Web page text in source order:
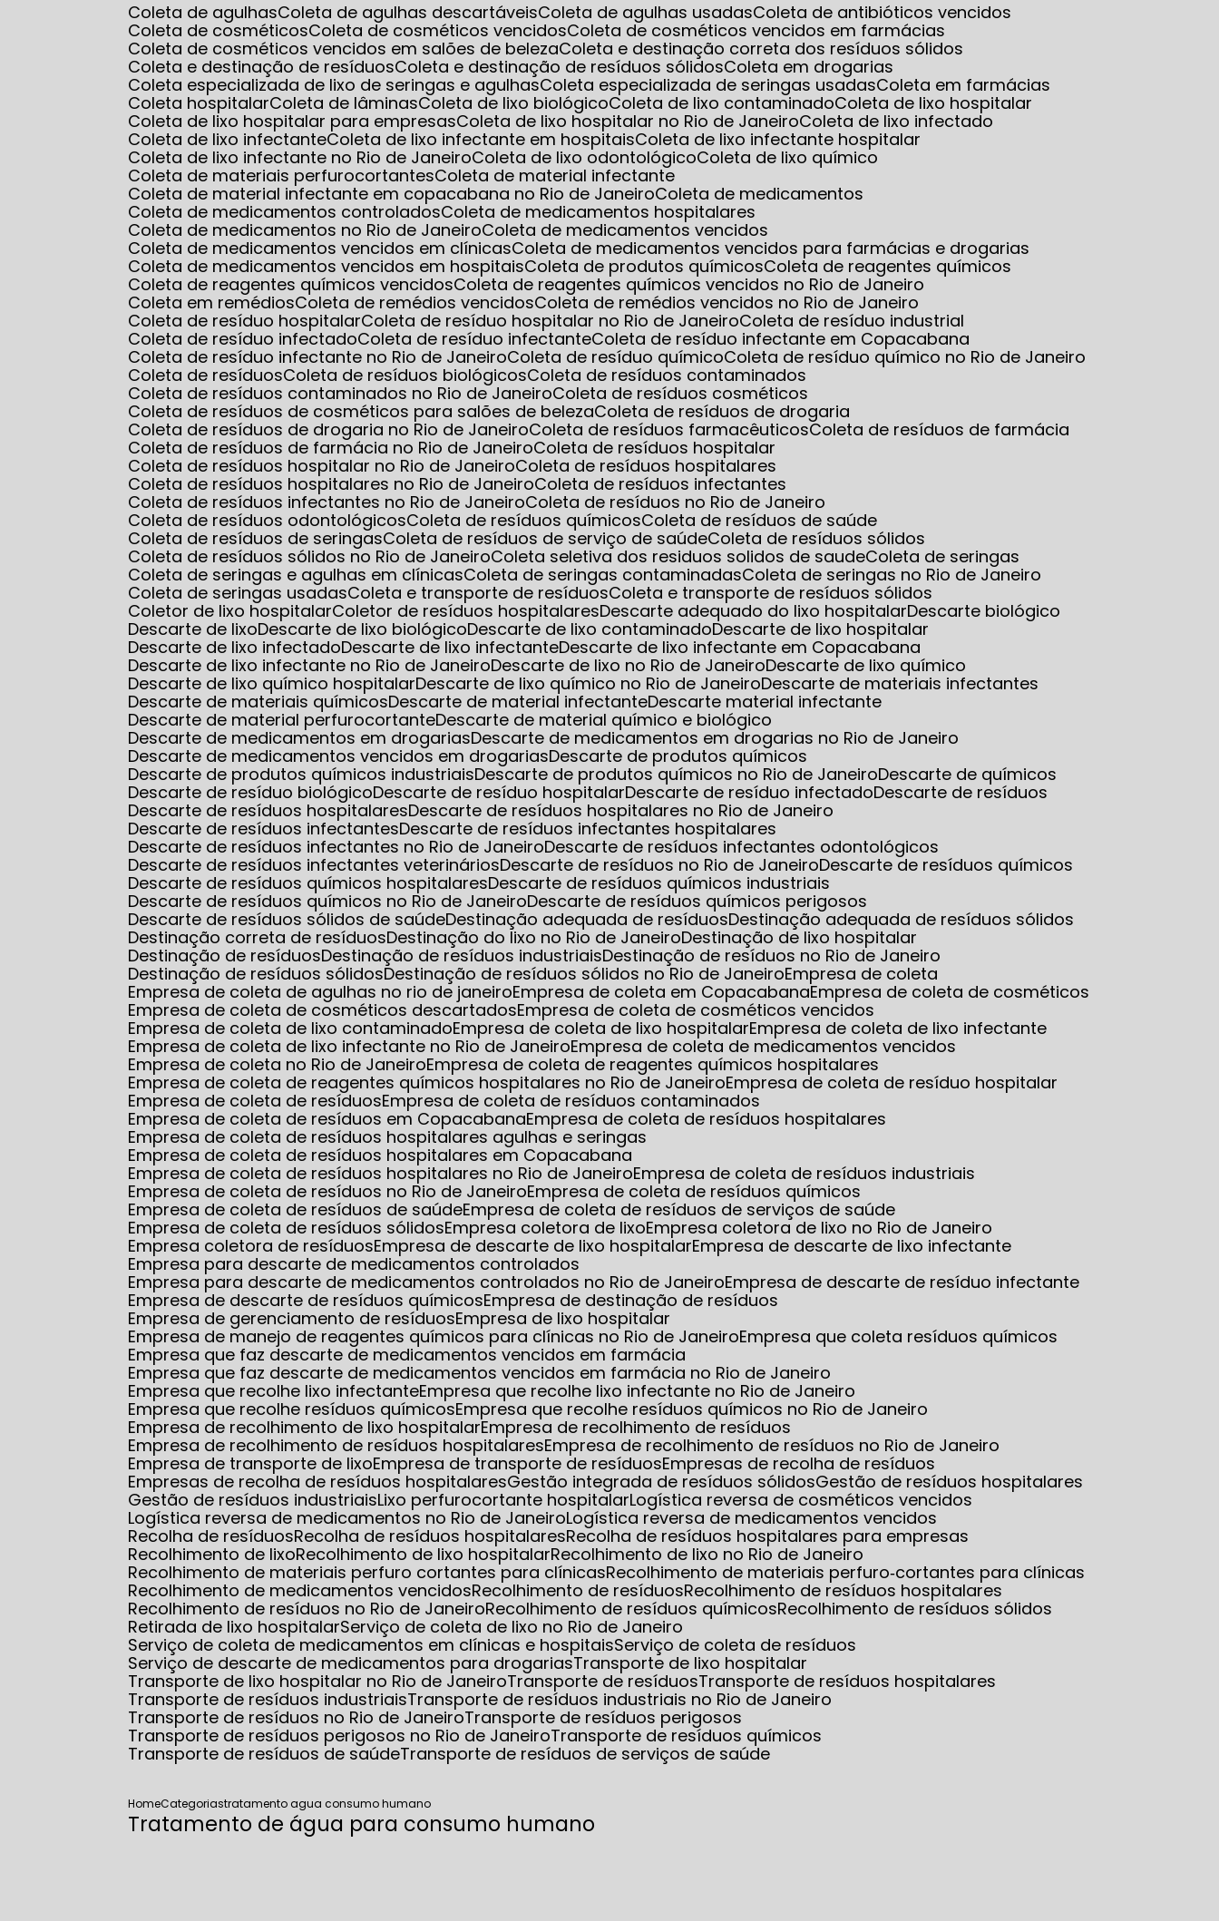
Coleta de agulhas
Coleta de agulhas descartáveis Coleta de agulhas usadas
Coleta de antibióticos vencidos
Coleta de cosméticos
Coleta de cosméticos vencidos
Coleta de cosméticos vencidos em farmácias
Coleta de cosméticos vencidos em salões de beleza
Coleta e destinação correta dos resíduos sólidos
Coleta e destinação de resíduos
Coleta e destinação de resíduos sólidos
Coleta em drogarias
Coleta especializada de lixo de seringas e agulhas
Coleta especializada de seringas usadas
Coleta em farmácias
Coleta hospitalar
Coleta de lâminas Coleta de lixo biológico Coleta de lixo contaminado
Coleta de lixo hospitalar
Coleta de lixo hospitalar para empresas
Coleta de lixo hospitalar no Rio de Janeiro
Coleta de lixo infectado
Coleta de lixo infectante Coleta de lixo infectante em hospitais
Coleta de lixo infectante hospitalar
Coleta de lixo infectante no Rio de Janeiro
Coleta de lixo odontológico
Coleta de lixo químico
Coleta de materiais perfurocortantes
Coleta de material infectante
Coleta de material infectante em copacabana no Rio de Janeiro
Coleta de medicamentos
Coleta de medicamentos controlados
Coleta de medicamentos hospitalares
Coleta de medicamentos no Rio de Janeiro
Coleta de medicamentos vencidos
Coleta de medicamentos vencidos em clínicas
Coleta de medicamentos vencidos para farmácias e drogarias
Coleta de medicamentos vencidos em hospitais
Coleta de produtos químicos
Coleta de reagentes químicos
Coleta de reagentes químicos vencidos
Coleta de reagentes químicos vencidos no Rio de Janeiro
Coleta em remédios
Coleta de remédios vencidos
Coleta de remédios vencidos no Rio de Janeiro
Coleta de resíduo hospitalar
Coleta de resíduo hospitalar no Rio de Janeiro
Coleta de resíduo industrial
Coleta de resíduo infectado
Coleta de resíduo infectante Coleta de resíduo infectante em Copacabana
Coleta de resíduo infectante no Rio de Janeiro
Coleta de resíduo químico
Coleta de resíduo químico no Rio de Janeiro
Coleta de resíduos
Coleta de resíduos biológicos
Coleta de resíduos contaminados
Coleta de resíduos contaminados no Rio de Janeiro
Coleta de resíduos cosméticos
Coleta de resíduos de cosméticos para salões de beleza
Coleta de resíduos de drogaria
Coleta de resíduos de drogaria no Rio de Janeiro
Coleta de resíduos farmacêuticos
Coleta de resíduos de farmácia
Coleta de resíduos de farmácia no Rio de Janeiro
Coleta de resíduos hospitalar
Coleta de resíduos hospitalar no Rio de Janeiro
Coleta de resíduos hospitalares
Coleta de resíduos hospitalares no Rio de Janeiro
Coleta de resíduos infectantes
Coleta de resíduos infectantes no Rio de Janeiro
Coleta de resíduos no Rio de Janeiro
Coleta de resíduos odontológicos
Coleta de resíduos químicos
Coleta de resíduos de saúde
Coleta de resíduos de seringas
Coleta de resíduos de serviço de saúde Coleta de resíduos sólidos
Coleta de resíduos sólidos no Rio de Janeiro
Coleta seletiva dos residuos solidos de saude Coleta de seringas
Coleta de seringas e agulhas em clínicas
Coleta de seringas contaminadas
Coleta de seringas no Rio de Janeiro
Coleta de seringas usadas
Coleta e transporte de resíduos
Coleta e transporte de resíduos sólidos
Coletor de lixo hospitalar
Coletor de resíduos hospitalares Descarte adequado do lixo hospitalar Descarte biológico
Descarte de lixo Descarte de lixo biológico Descarte de lixo contaminado Descarte de lixo hospitalar
Descarte de lixo infectado Descarte de lixo infectante Descarte de lixo infectante em Copacabana
Descarte de lixo infectante no Rio de Janeiro Descarte de lixo no Rio de Janeiro Descarte de lixo químico
Descarte de lixo químico hospitalar Descarte de lixo químico no Rio de Janeiro Descarte de materiais infectantes
Descarte de materiais químicos Descarte de material infectante Descarte material infectante
Descarte de material perfurocortante Descarte de material químico e biológico
Descarte de medicamentos em drogarias Descarte de medicamentos em drogarias no Rio de Janeiro
Descarte de medicamentos vencidos em drogarias Descarte de produtos químicos
Descarte de produtos químicos industriais Descarte de produtos químicos no Rio de Janeiro Descarte de químicos
Descarte de resíduo biológico Descarte de resíduo hospitalar Descarte de resíduo infectado Descarte de resíduos
Descarte de resíduos hospitalares Descarte de resíduos hospitalares no Rio de Janeiro
Descarte de resíduos infectantes Descarte de resíduos infectantes hospitalares
Descarte de resíduos infectantes no Rio de Janeiro Descarte de resíduos infectantes odontológicos
Descarte de resíduos infectantes veterinários Descarte de resíduos no Rio de Janeiro Descarte de resíduos químicos
Descarte de resíduos químicos hospitalares Descarte de resíduos químicos industriais
Descarte de resíduos químicos no Rio de Janeiro Descarte de resíduos químicos perigosos
Descarte de resíduos sólidos de saúde Destinação adequada de resíduos Destinação adequada de resíduos sólidos
Destinação correta de resíduos Destinação do lixo no Rio de Janeiro Destinação de lixo hospitalar
Destinação de resíduos Destinação de resíduos industriais Destinação de resíduos no Rio de Janeiro
Destinação de resíduos sólidos Destinação de resíduos sólidos no Rio de Janeiro Empresa de coleta
Empresa de coleta de agulhas no rio de janeiro Empresa de coleta em Copacabana Empresa de coleta de cosméticos
Empresa de coleta de cosméticos descartados Empresa de coleta de cosméticos vencidos
Empresa de coleta de lixo contaminado Empresa de coleta de lixo hospitalar Empresa de coleta de lixo infectante
Empresa de coleta de lixo infectante no Rio de Janeiro Empresa de coleta de medicamentos vencidos
Empresa de coleta no Rio de Janeiro Empresa de coleta de reagentes químicos hospitalares
Empresa de coleta de reagentes químicos hospitalares no Rio de Janeiro Empresa de coleta de resíduo hospitalar
Empresa de coleta de resíduos Empresa de coleta de resíduos contaminados
Empresa de coleta de resíduos em Copacabana Empresa de coleta de resíduos hospitalares
Empresa de coleta de resíduos hospitalares agulhas e seringas
Empresa de coleta de resíduos hospitalares em Copacabana
Empresa de coleta de resíduos hospitalares no Rio de Janeiro Empresa de coleta de resíduos industriais
Empresa de coleta de resíduos no Rio de Janeiro Empresa de coleta de resíduos químicos
Empresa de coleta de resíduos de saúde Empresa de coleta de resíduos de serviços de saúde
Empresa de coleta de resíduos sólidos Empresa coletora de lixo Empresa coletora de lixo no Rio de Janeiro
Empresa coletora de resíduos Empresa de descarte de lixo hospitalar Empresa de descarte de lixo infectante
Empresa para descarte de medicamentos controlados
Empresa para descarte de medicamentos controlados no Rio de Janeiro Empresa de descarte de resíduo infectante
Empresa de descarte de resíduos químicos Empresa de destinação de resíduos
Empresa de gerenciamento de resíduos Empresa de lixo hospitalar
Empresa de manejo de reagentes químicos para clínicas no Rio de Janeiro Empresa que coleta resíduos químicos
Empresa que faz descarte de medicamentos vencidos em farmácia
Empresa que faz descarte de medicamentos vencidos em farmácia no Rio de Janeiro
Empresa que recolhe lixo infectante Empresa que recolhe lixo infectante no Rio de Janeiro
Empresa que recolhe resíduos químicos Empresa que recolhe resíduos químicos no Rio de Janeiro
Empresa de recolhimento de lixo hospitalar Empresa de recolhimento de resíduos
Empresa de recolhimento de resíduos hospitalares Empresa de recolhimento de resíduos no Rio de Janeiro
Empresa de transporte de lixo Empresa de transporte de resíduos Empresas de recolha de resíduos
Empresas de recolha de resíduos hospitalares
Gestão integrada de resíduos sólidos
Gestão de resíduos hospitalares
Gestão de resíduos industriais Lixo perfurocortante hospitalar Logística reversa de cosméticos vencidos
Logística reversa de medicamentos no Rio de Janeiro Logística reversa de medicamentos vencidos
Recolha de resíduos Recolha de resíduos hospitalares Recolha de resíduos hospitalares para empresas
Recolhimento de lixo Recolhimento de lixo hospitalar Recolhimento de lixo no Rio de Janeiro
Recolhimento de materiais perfuro cortantes para clínicas Recolhimento de materiais perfuro‑cortantes para clínicas
Recolhimento de medicamentos vencidos Recolhimento de resíduos Recolhimento de resíduos hospitalares
Recolhimento de resíduos no Rio de Janeiro Recolhimento de resíduos químicos Recolhimento de resíduos sólidos
Retirada de lixo hospitalar Serviço de coleta de lixo no Rio de Janeiro
Serviço de coleta de medicamentos em clínicas e hospitais Serviço de coleta de resíduos
Serviço de descarte de medicamentos para drogarias Transporte de lixo hospitalar
Transporte de lixo hospitalar no Rio de Janeiro Transporte de resíduos Transporte de resíduos hospitalares
Transporte de resíduos industriais Transporte de resíduos industriais no Rio de Janeiro
Transporte de resíduos no Rio de Janeiro Transporte de resíduos perigosos
Transporte de resíduos perigosos no Rio de Janeiro Transporte de resíduos químicos
Transporte de resíduos de saúde Transporte de resíduos de serviços de saúde
HomeCategoriastratamento agua consumo humano
Tratamento de água para consumo humano